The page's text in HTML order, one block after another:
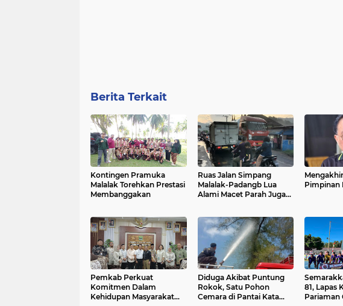
Berita Terkait
Kontingen Pramuka
Malalak Torehkan Prestasi
Membanggakan
Ruas Jalan Simpang
Malalak-Padangb Lua
Alami Macet Parah Juga
Pimpinan
Pemkab Perkuat
Komitmen Dalam
Kehidupan Masyarakat
Diduga Akibat Puntung
Rokok, Satu Pohon
Cemara di Pantai Kata
81, Lapas
Pariaman